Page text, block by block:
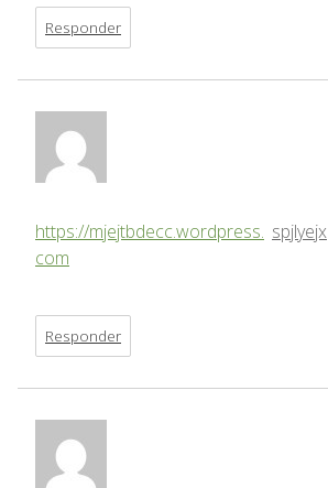
Responder
spjlyejx
https://mjejtbdecc.wordpress.
com
Responder